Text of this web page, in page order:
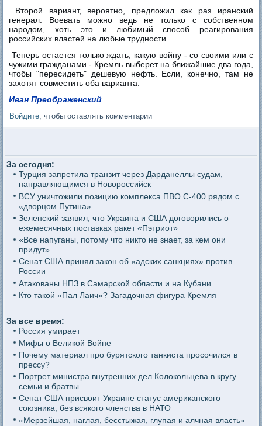
Второй вариант, вероятно, предложил как раз иранский
генерал. Воевать можно ведь не только с собственном
народом, хоть это и любимый способ реагирования
российских властей на любые трудности.
Теперь остается только ждать, какую войну - со своими или с
чужими гражданами - Кремль выберет на ближайшие два года,
чтобы "пересидеть" дешевую нефть. Если, конечно, там не
захотят совместить оба варианта.
Иван Преображенский
Войдите, чтобы оставлять комментарии
За сегодня:
Турция запретила транзит через Дарданеллы судам,
направляющимся в Новороссийск
ВСУ уничтожили позицию комплекса ПВО С-400 рядом с
«дворцом Путина»
Зеленский заявил, что Украина и США договорились о
ежемесячных поставках ракет «Пэтриот»
«Все напуганы, потому что никто не знает, за кем они
придут»
Сенат США принял закон об «адских санкциях» против
России
Атакованы НПЗ в Самарской области и на Кубани
Кто такой «Пал Лаич»? Загадочная фигура Кремля
За все время:
Россия умирает
Мифы о Великой Войне
Почему материал про бурятского танкиста просочился в
прессу?
Портрет министра внутренних дел Колокольцева в кругу
семьи и братвы
Сенат США присвоит Украине статус американского
союзника, без всякого членства в НАТО
«Мерзейшая, наглая, бесстыжая, глупая и алчная власть»